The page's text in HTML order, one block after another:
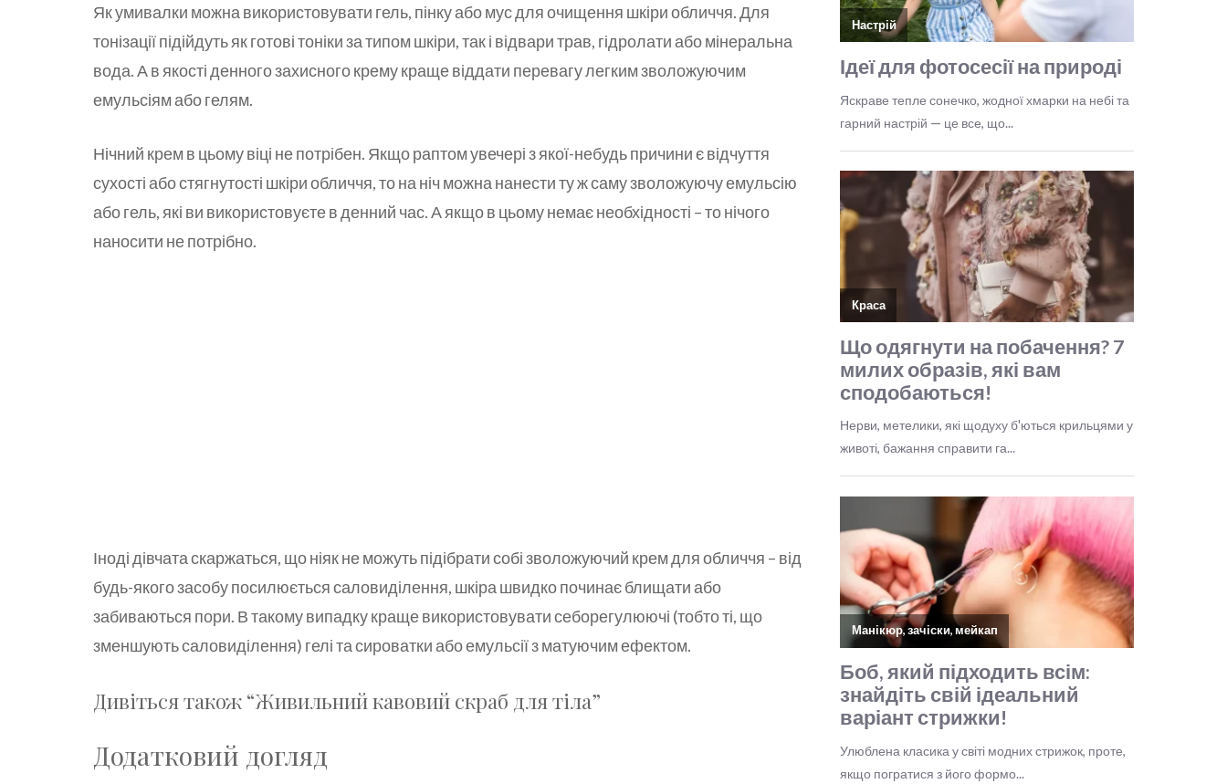
Як умивалки можна використовувати гель, пінку або мус для очищення шкіри обличчя. Для
тонізації підійдуть як готові тоніки за типом шкіри, так і відвари трав, гідролати або мінеральна
вода. А в якості денного захисного крему краще віддати перевагу легким зволожуючим
емульсіям або гелям.
Нічний крем в цьому віці не потрібен. Якщо раптом увечері з якої-небудь причини є відчуття
сухості або стягнутості шкіри обличчя, то на ніч можна нанести ту ж саму зволожуючу емульсію
або гель, які ви використовуєте в денний час. А якщо в цьому немає необхідності – то нічого
наносити не потрібно.
Іноді дівчата скаржаться, що ніяк не можуть підібрати собі зволожуючий крем для обличчя – від
будь-якого засобу посилюється саловиділення, шкіра швидко починає блищати або
забиваються пори. В такому випадку краще використовувати себорегулюючі (тобто ті, що
зменшують саловиділення) гелі та сироватки або емульсії з матуючим ефектом.
Дивіться також “Живильний кавовий скраб для тіла”
Додатковий догляд